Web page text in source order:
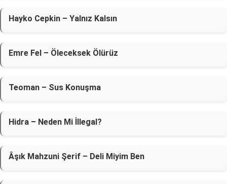
Hayko Cepkin – Yalnız Kalsın
Emre Fel – Öleceksek Ölürüz
Teoman – Sus Konuşma
Hidra – Neden Mi İllegal?
Âşık Mahzuni Şerif – Deli Miyim Ben